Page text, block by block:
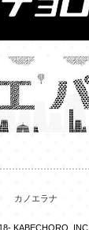
カノエラナ
KABECHORO, INC.